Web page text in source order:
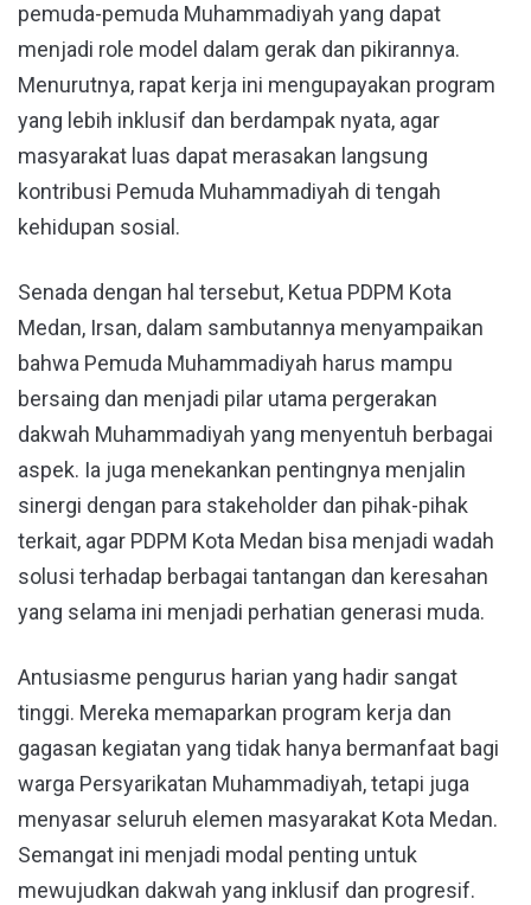
pemuda-pemuda Muhammadiyah yang dapat
menjadi role model dalam gerak dan pikirannya.
Menurutnya, rapat kerja ini mengupayakan program
yang lebih inklusif dan berdampak nyata, agar
masyarakat luas dapat merasakan langsung
kontribusi Pemuda Muhammadiyah di tengah
kehidupan sosial.
Senada dengan hal tersebut, Ketua PDPM Kota
Medan, Irsan, dalam sambutannya menyampaikan
bahwa Pemuda Muhammadiyah harus mampu
bersaing dan menjadi pilar utama pergerakan
dakwah Muhammadiyah yang menyentuh berbagai
aspek. Ia juga menekankan pentingnya menjalin
sinergi dengan para stakeholder dan pihak-pihak
terkait, agar PDPM Kota Medan bisa menjadi wadah
solusi terhadap berbagai tantangan dan keresahan
yang selama ini menjadi perhatian generasi muda.
Antusiasme pengurus harian yang hadir sangat
tinggi. Mereka memaparkan program kerja dan
gagasan kegiatan yang tidak hanya bermanfaat bagi
warga Persyarikatan Muhammadiyah, tetapi juga
menyasar seluruh elemen masyarakat Kota Medan.
Semangat ini menjadi modal penting untuk
mewujudkan dakwah yang inklusif dan progresif.